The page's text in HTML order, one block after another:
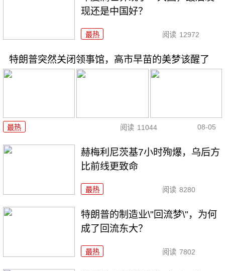
现还是中国好？
最热 阅读 12972
特朗普突然关闭领事馆，高市早苗的美梦该醒了
最热 阅读 11044 08-05
赫梅利尼茨基7小时殉爆，乌后方
比前线更致命
最热 阅读 8280
特朗普的制造业\"回流梦\"，为何
成了回流东大？
最热 阅读 7802